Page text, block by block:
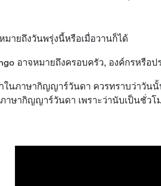
มายถึงวันพรุ่งนี้หรือเมื่อวานก็ได้
อาจหมายถึงครอบครัว, องค์กรหรือป
าในภาษากิญญาร์วันดา ควรทราบว่าวัน
าษากิญญาร์วันดา เพราะว่านับเป็นชั่วโ